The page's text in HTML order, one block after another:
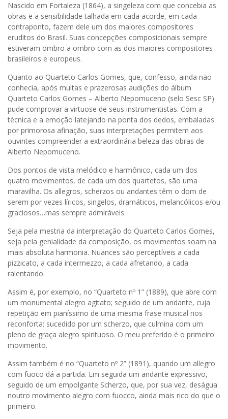
Nascido em Fortaleza (1864), a singeleza com que concebia as
obras e a sensibilidade talhada em cada acorde, em cada
contraponto, fazem dele um dos maiores compositores
eruditos do Brasil. Suas concepções composicionais sempre
estiveram ombro a ombro com as dos maiores compositores
brasileiros e europeus.
Quanto ao Quarteto Carlos Gomes, que, confesso, ainda não
conhecia, após muitas e prazerosas audições do álbum
Quarteto Carlos Gomes – Alberto Nepomuceno (selo Sesc SP)
pude comprovar a virtuose de seus instrumentistas. Com a
técnica e a emoção latejando na ponta dos dedos, embaladas
por primorosa afinação, suas interpretações permitem aos
ouvintes compreender a extraordinária beleza das obras de
Alberto Nepomuceno.
Dos pontos de vista melódico e harmônico, cada um dos
quatro movimentos, de cada um dos quartetos, são uma
maravilha. Os allegros, scherzos ou andantes têm o dom de
serem por vezes líricos, singelos, dramáticos, melancólicos e/ou
graciosos…mas sempre admiráveis.
Seja pela mestria da interpretação do Quarteto Carlos Gomes,
seja pela genialidade da composição, os movimentos soam na
mais absoluta harmonia. Nuances são perceptíveis a cada
pizzicato, a cada intermezzo, a cada afretando, a cada
ralentando.
Assim é, por exemplo, no “Quarteto nº 1” (1889), que abre com
um monumental alegro agitato; seguido de um andante, cuja
repetição em pianíssimo de uma mesma frase musical nos
reconforta; sucedido por um scherzo, que culmina com um
pleno de graça alegro spirituoso. O meu preferido é o primeiro
movimento.
Assim também é no “Quarteto nº 2” (1891), quando um allegro
com fuoco dá a partida. Em seguida um andante expressivo,
seguido de um empolgante Scherzo, que, por sua vez, deságua
noutro movimento alegro com fuocco, ainda mais rico do que o
primeiro.